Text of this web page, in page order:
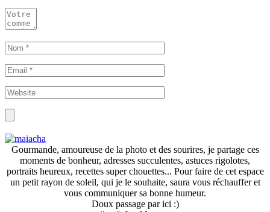
Gourmande, amoureuse de la photo et des sourires, je partage ces
moments de bonheur, adresses succulentes, astuces rigolotes,
portraits heureux, recettes super chouettes... Pour faire de cet espace
un petit rayon de soleil, qui je le souhaite, saura vous réchauffer et
vous communiquer sa bonne humeur.
Doux passage par ici :)